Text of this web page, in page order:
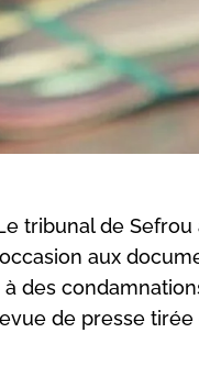
tribunal de
aux
des
de presse tirée